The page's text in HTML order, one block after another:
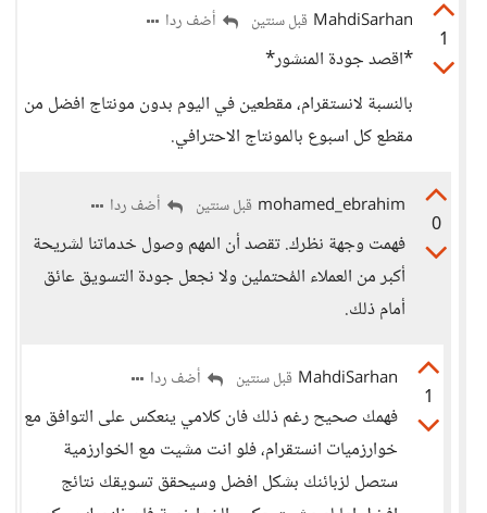
1
MahdiSarhan قبل سنتين أضف ردا
*اقصد جودة المنشور*
بالنسبة لانستقرام، مقطعين في اليوم بدون مونتاج افضل من
مقطع كل اسبوع بالمونتاج الاحترافي.
0
mohamed_ebrahim قبل سنتين أضف ردا
فهمت وجهة نظرك. تقصد أن المهم وصول خدماتنا لشريحة
أكبر من العملاء المُحتملين ولا نجعل جودة التسويق عائق
أمام ذلك.
1
MahdiSarhan قبل سنتين أضف ردا
فهمك صحيح رغم ذلك فان كلامي ينعكس على التوافق مع
خوارزميات انستقرام، فلو انت مشيت مع الخوارزمية
ستصل لزبائنك بشكل افضل وسيحقق تسويقك نتائج